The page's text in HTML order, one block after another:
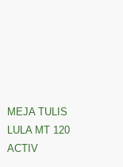
MEJA TULIS
LULA MT 120
ACTIV